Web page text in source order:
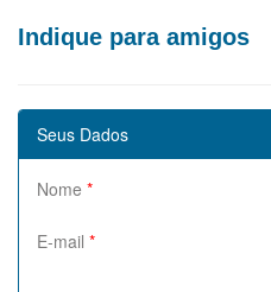
Indique para amigos
Seus Dados
Nome *
E-mail *